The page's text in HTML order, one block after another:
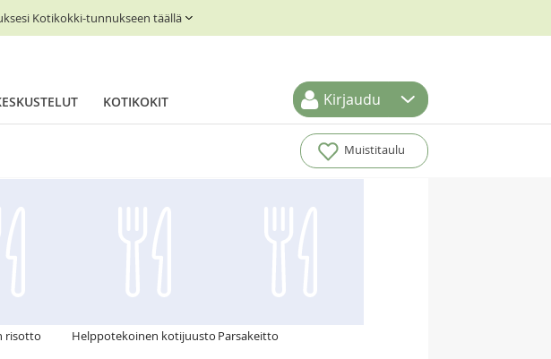
Kotikokki-tunnukseen täällä
KOTIKOKIT Kirjaudu
Muistitaulu
risotto
Helppotekoinen kotijuusto Parsakeitto